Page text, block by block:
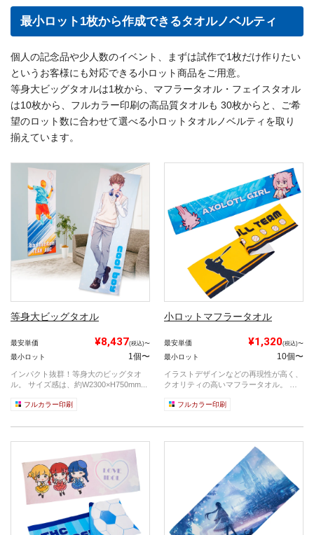
最小ロット1枚から作成できるタオルノベルティ
個人の記念品や少人数のイベント、まずは試作で1枚だけ作りたい
というお客様にも対応できる小ロット商品をご用意。
等身大ビッグタオルは1枚から、マフラータオル・フェイスタオル
は10枚から、フルカラー印刷の高品質タオルも 30枚からと、ご希
望のロット数に合わせて選べる小ロットタオルノベルティを取り
揃えています。
等身大ビッグタオル
最安単価 ¥8,437(税込)〜
最小ロット 1個〜
インパクト抜群！等身大のビッグタオ
ル。 サイズ感は、約W2300×H750mm...
フルカラー印刷
小ロットマフラータオル
最安単価 ¥1,320(税込)〜
最小ロット 10個〜
イラストデザインなどの再現性が高く、
クオリティの高いマフラータオル。 マ
フルカラー印刷